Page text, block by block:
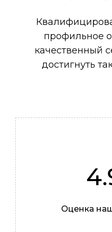
Алексей
профильное
качественный
достигнуть
Оценка